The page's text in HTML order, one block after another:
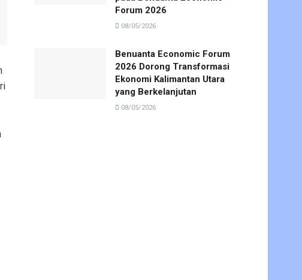
Forum 2026
08/05/2026
Benuanta Economic Forum
2026 Dorong Transformasi
Ekonomi Kalimantan Utara
yang Berkelanjutan
08/05/2026